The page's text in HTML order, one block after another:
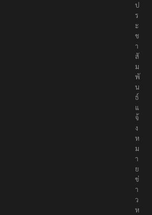
ป
ร
ะ
ช
า
สั
ม
พั
น
ธ์
แ
จ้
ง
ห
ม
า
ย
ข่
า
ว
ห